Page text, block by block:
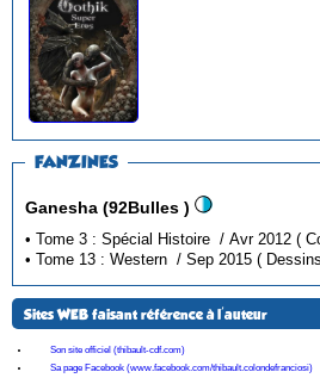
FANZINES
Ganesha (92Bulles )
•
• Tome 13 : Western / Sep 2015
Sites WEB faisant référence à l'auteur
Son site officiel (thibault-cdf.com)
Sa page Facebook (www.facebook.com/thibault.colondefranciosi)